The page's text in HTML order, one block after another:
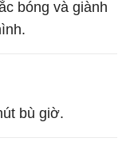
bóng và giành
bù giờ.